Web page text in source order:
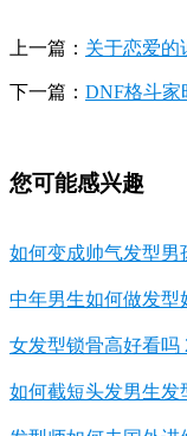
上一篇： 关于恋爱的
下一篇： DNF格斗家
您可能感兴趣
如何变成帅气发型男
中年男生如何做发型
女发型锁骨高好看吗
如何截短头发男生发